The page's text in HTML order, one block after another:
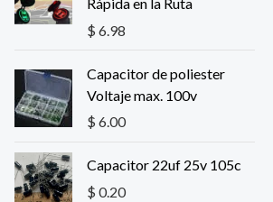
i
n
a
r
t
l
e
$
Rápida en la Ruta
$ 6.98
Capacitor de poliester
Voltaje max. 100v
$ 6.00
Capacitor 22uf 25v 105c
$ 0.20